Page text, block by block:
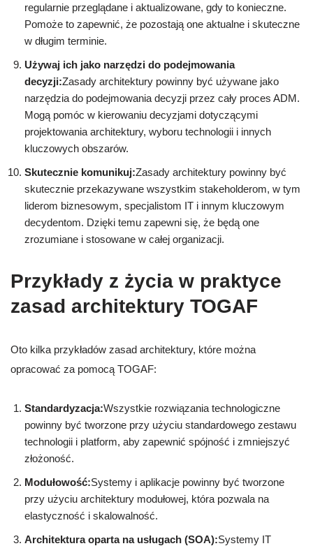
regularnie przeglądane i aktualizowane, gdy to konieczne.
Pomoże to zapewnić, że pozostają one aktualne i skuteczne
w długim terminie.
Używaj ich jako narzędzi do podejmowania
decyzji:Zasady architektury powinny być używane jako
narzędzia do podejmowania decyzji przez cały proces ADM.
Mogą pomóc w kierowaniu decyzjami dotyczącymi
projektowania architektury, wyboru technologii i innych
kluczowych obszarów.
Skutecznie komunikuj:Zasady architektury powinny być
skutecznie przekazywane wszystkim stakeholderom, w tym
liderom biznesowym, specjalistom IT i innym kluczowym
decydentom. Dzięki temu zapewni się, że będą one
zrozumiane i stosowane w całej organizacji.
Przykłady z życia w praktyce
zasad architektury TOGAF
Oto kilka przykładów zasad architektury, które można
opracować za pomocą TOGAF:
Standardyzacja:Wszystkie rozwiązania technologiczne
powinny być tworzone przy użyciu standardowego zestawu
technologii i platform, aby zapewnić spójność i zmniejszyć
złożoność.
Modułowość:Systemy i aplikacje powinny być tworzone
przy użyciu architektury modułowej, która pozwala na
elastyczność i skalowalność.
Architektura oparta na usługach (SOA):Systemy IT